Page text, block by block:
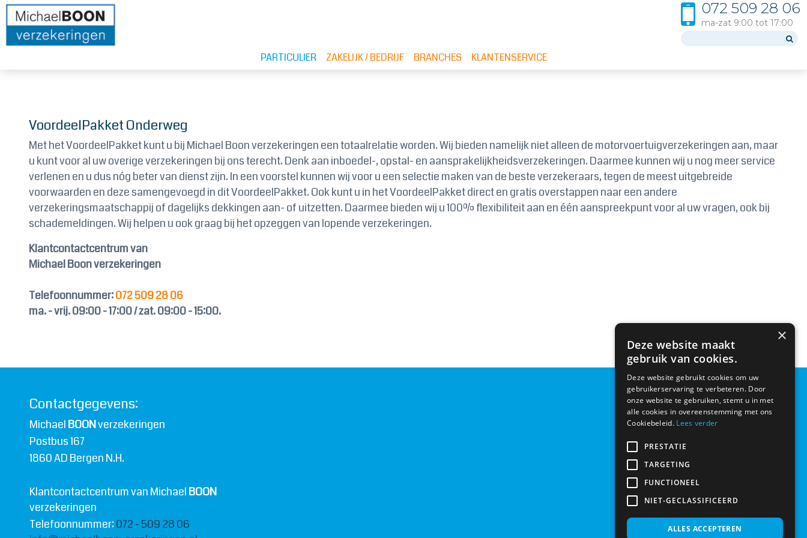
072 509 28 06
ma-zat 9:00 tot 17:00
PARTICULIER ZAKELIJK / BEDRIJF BRANCHES KLANTENSERVICE
VoordeelPakket Onderweg
Met het VoordeelPakket kunt u bij Michael Boon verzekeringen een totaalrelatie worden. Wij bieden namelijk niet alleen de motorvoertuigverzekeringen aan, maar
u kunt voor al uw overige verzekeringen bij ons terecht. Denk aan inboedel-, opstal- en aansprakelijkheidsverzekeringen. Daarmee kunnen wij u nog meer service
verlenen en u dus nóg beter van dienst zijn. In een voorstel kunnen wij voor u een selectie maken van de beste verzekeraars, tegen de meest uitgebreide
voorwaarden en deze samengevoegd in dit VoordeelPakket. Ook kunt u in het VoordeelPakket direct en gratis overstappen naar een andere
verzekeringsmaatschappij of dagelijks dekkingen aan- of uitzetten. Daarmee bieden wij u 100% flexibiliteit aan en één aanspreekpunt voor al uw vragen, ook bij
schademeldingen. Wij helpen u ook graag bij het opzeggen van lopende verzekeringen.
Klantcontactcentrum van
Michael Boon verzekeringen
Telefoonnummer:072 509 28 06
ma. - vrij. 09:00 - 17:00 / zat. 09:00 - 15:00.
Contactgegevens:
Michael BOONverzekeringen
Postbus 167
1860 AD Bergen N.H.
Klantcontactcentrum van Michael BOON
verzekeringen
Telefoonnummer:072 - 509 28 06
Openingstijden
maandag
dinsdag
woensdag
zondag
gesloten
×
Deze website maakt
gebruik van cookies.
Deze website gebruikt cookies om uw
gebruikerservaring te verbeteren. Door
onze website te gebruiken, stemt u in met
alle cookies in overeenstemming met ons
Cookiebeleid. Lees verder
PRESTATIE
TARGETING
FUNCTIONEEL
NIET-GECLASSIFICEERD
ALLES ACCEPTEREN